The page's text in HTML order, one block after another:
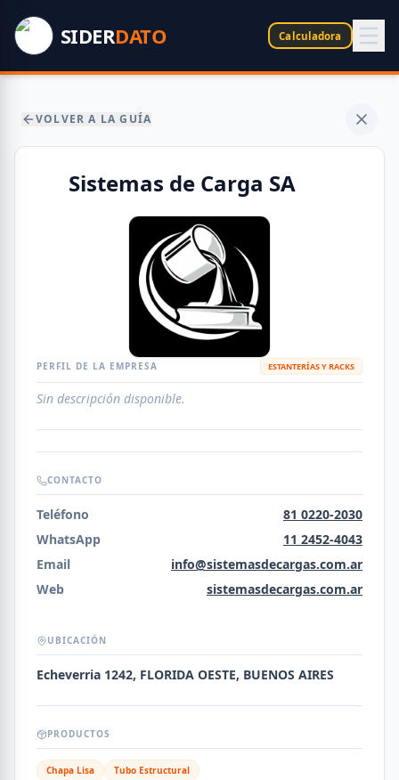
SIDERDATO Calculadora
VOLVER A LA GUÍA
Sistemas de Carga SA
PERFIL DE LA EMPRESA ESTANTERÍAS Y RACKS
Sin descripción disponible.
CONTACTO
Teléfono
81 0220-2030
WhatsApp
11 2452-4043
Email
info@sistemasdecargas.com.ar
Web
sistemasdecargas.com.ar
UBICACIÓN
Echeverria 1242, FLORIDA OESTE, BUENOS AIRES
PRODUCTOS
Chapa Lisa Tubo Estructural